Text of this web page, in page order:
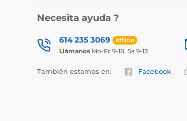
Necesita ayuda ?
614 235 3069 offline
Llámanos Mo-Fr 9-18, Sa 9-13
También estamos en: Facebook